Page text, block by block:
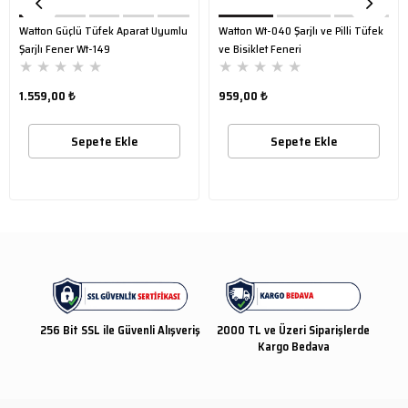
Watton Güçlü Tüfek Aparat Uyumlu
Şarjlı Fener Wt-149
★ ★ ★ ★ ★
1.559,00 ₺
Sepete Ekle
Watton Wt-040 Şarjlı ve Pilli Tüfek
ve Bisiklet Feneri
★ ★ ★ ★ ★
959,00 ₺
Sepete Ekle
256 Bit SSL ile Güvenli Alışveriş
2000 TL ve Üzeri Siparişlerde
Kargo Bedava